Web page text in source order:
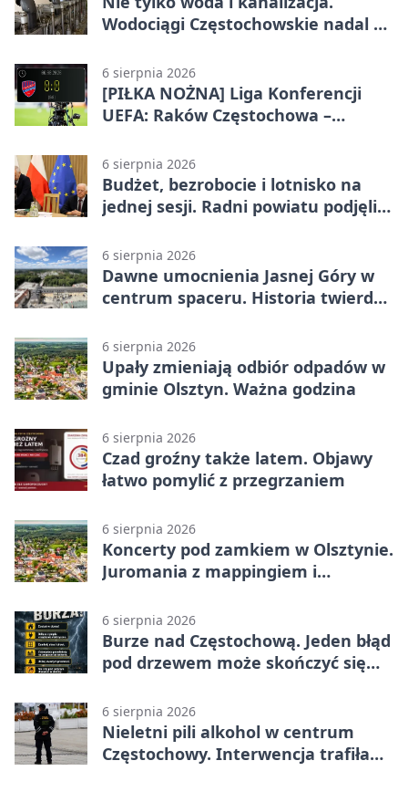
Wodociągi Częstochowskie nadal w
6 sierpnia 2026
[PIŁKA NOŻNA] Liga Konferencji
UEFA: Raków Częstochowa –
meczu III rundy eliminacji
6 sierpnia 2026
Budżet, bezrobocie i lotnisko na
jednej sesji. Radni powiatu podjęli
6 sierpnia 2026
Dawne umocnienia Jasnej Góry w
centrum spaceru. Historia twierdzy
6 sierpnia 2026
Upały zmieniają odbiór odpadów w
gminie Olsztyn. Ważna godzina
6 sierpnia 2026
Czad groźny także latem. Objawy
łatwo pomylić z przegrzaniem
6 sierpnia 2026
Koncerty pod zamkiem w Olsztynie.
Juromania z mappingiem i
6 sierpnia 2026
Burze nad Częstochową. Jeden błąd
pod drzewem może skończyć się
6 sierpnia 2026
Nieletni pili alkohol w centrum
Częstochowy. Interwencja trafiła